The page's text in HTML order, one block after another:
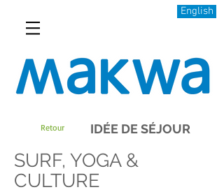
English
Retour IDÉE DE SÉJOUR
SURF, YOGA &
CULTURE